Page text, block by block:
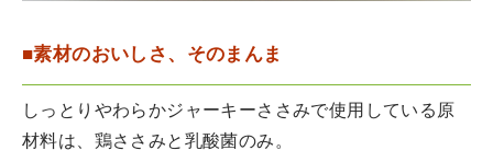
■素材のおいしさ、そのまんま
しっとりやわらかジャーキーささみで使用している原
材料は、鶏ささみと乳酸菌のみ。